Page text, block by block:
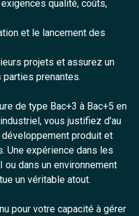
qualité, coûts,
et le lancement des
projets et assurez un
prenantes.
de type Bac+3 à Bac+5 en
vous justifiez d'au
produit et
Une expérience dans les
dans un environnement
un véritable atout.
pour votre capacité à gérer